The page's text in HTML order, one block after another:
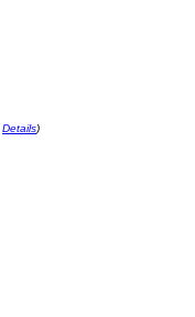
Details)